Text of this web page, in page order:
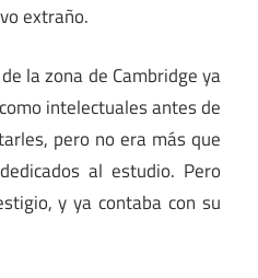
extraño.
la zona de Cambridge ya
intelectuales antes de
pero no era más que
al estudio. Pero
y ya contaba con su